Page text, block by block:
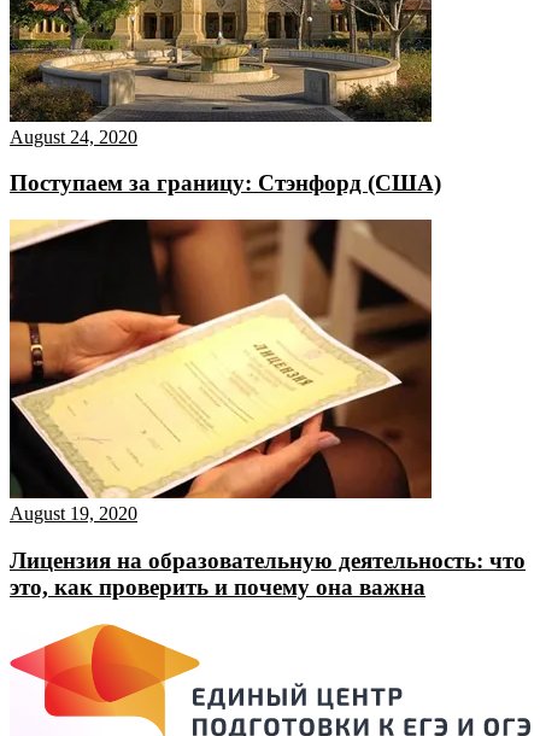
August 24, 2020
Поступаем за границу: Стэнфорд (США)
August 19, 2020
Лицензия на образовательную деятельность: что
это, как проверить и почему она важна